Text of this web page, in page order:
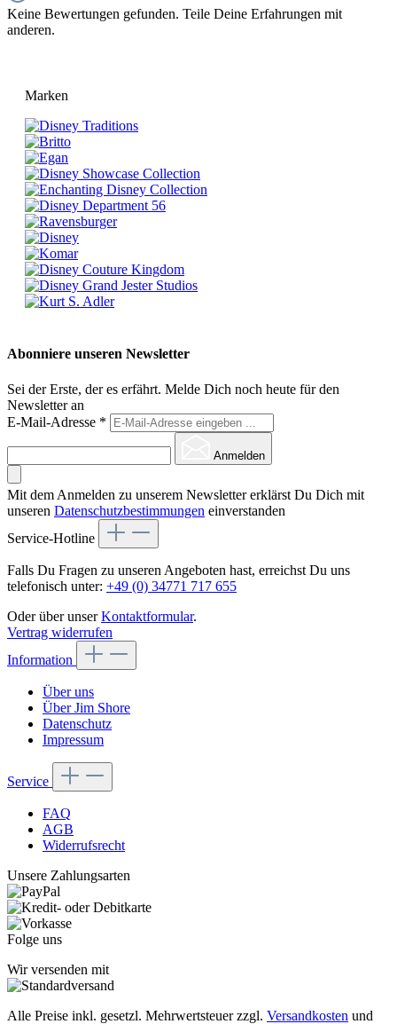
Keine Bewertungen gefunden. Teile Deine Erfahrungen mit
anderen.
Marken
Abonniere unseren Newsletter
Sei der Erste, der es erfährt. Melde Dich noch heute für den
Newsletter an
E-Mail-Adresse *
Anmelden
Mit dem Anmelden zu unserem Newsletter erklärst Du Dich mit
unseren Datenschutzbestimmungen einverstanden
Service-Hotline
Falls Du Fragen zu unseren Angeboten hast, erreichst Du uns
telefonisch unter: +49 (0) 34771 717 655
Oder über unserKontaktformular.
Vertrag widerrufen
Information
Über uns
Über Jim Shore
Datenschutz
Impressum
Service
FAQ
AGB
Widerrufsrecht
Unsere Zahlungsarten
Folge uns
Wir versenden mit
Alle Preise inkl. gesetzl. Mehrwertsteuer zzgl. Versandkosten und